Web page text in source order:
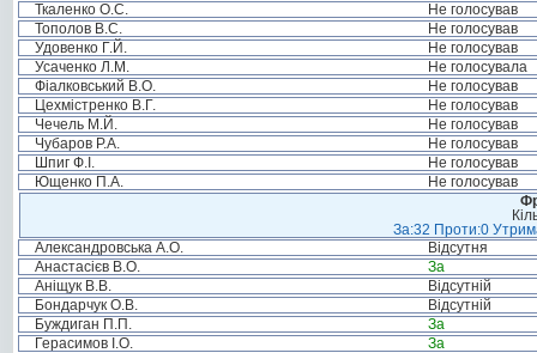
Ткаленко О.С.
Не голосував
Тополов В.С.
Не голосував
Удовенко Г.Й.
Не голосував
Усаченко Л.М.
Не голосувала
Фіалковський В.О.
Не голосував
Цехмістренко В.Г.
Не голосував
Чечель М.Й.
Не голосував
Чубаров Р.А.
Не голосував
Шпиг Ф.І.
Не голосував
Ющенко П.А.
Не голосував
За:32 Проти:0
Александровська А.О.
Відсутня
Анастасієв В.О.
За
Аніщук В.В.
Відсутній
Бондарчук О.В.
Відсутній
Буждиган П.П.
За
Герасимов І.О.
За